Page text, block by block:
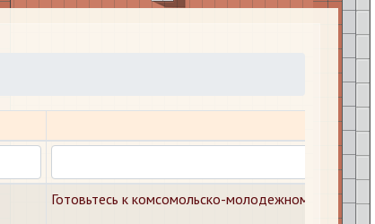
Готовьтесь к комсомольско-молодежному